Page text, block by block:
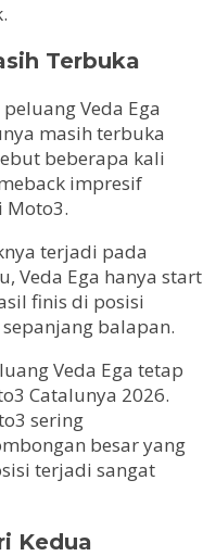
Terbuka
Veda Ega
masih terbuka
beberapa kali
impresif
Moto3.
terjadi pada
Veda Ega hanya start
finis di posisi
balapan.
Veda Ega tetap
Catalunya 2026.
sering
besar yang
terjadi sangat
Kedua